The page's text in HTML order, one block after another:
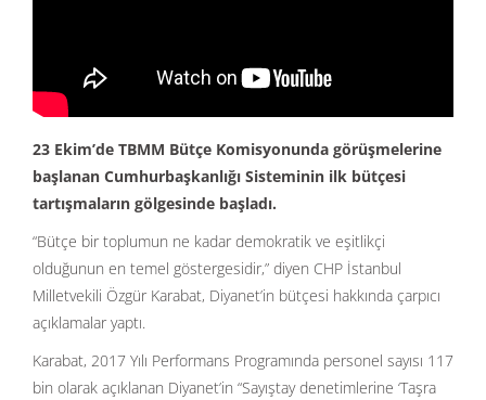
23 Ekim’de TBMM Bütçe Komisyonunda görüşmelerine
başlanan Cumhurbaşkanlığı Sisteminin ilk bütçesi
tartışmaların gölgesinde başladı.
“Bütçe bir toplumun ne kadar demokratik ve eşitlikçi
olduğunun en temel göstergesidir,” diyen CHP İstanbul
Milletvekili Özgür Karabat, Diyanet’in bütçesi hakkında çarpıcı
açıklamalar yaptı.
Karabat, 2017 Yılı Performans Programında personel sayısı 117
bin olarak açıklanan Diyanet’in “Sayıştay denetimlerine ‘Taşra